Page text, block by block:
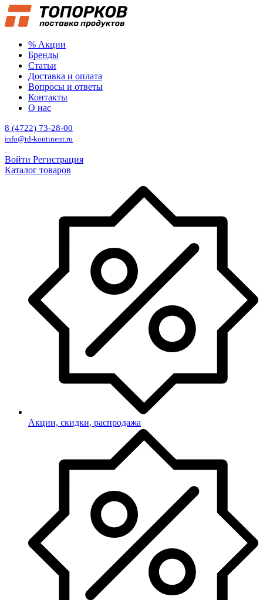
% Акции
Бренды
Статьи
Доставка и оплата
Вопросы и ответы
Контакты
О нас
8 (4722) 73-28-00
info@td-kontinent.ru
Войти Регистрация
Каталог товаров
Акции, скидки, распродажа